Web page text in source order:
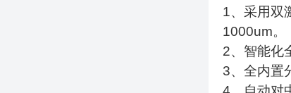
1、采用双
1000um。
2、智能化
3、全内置